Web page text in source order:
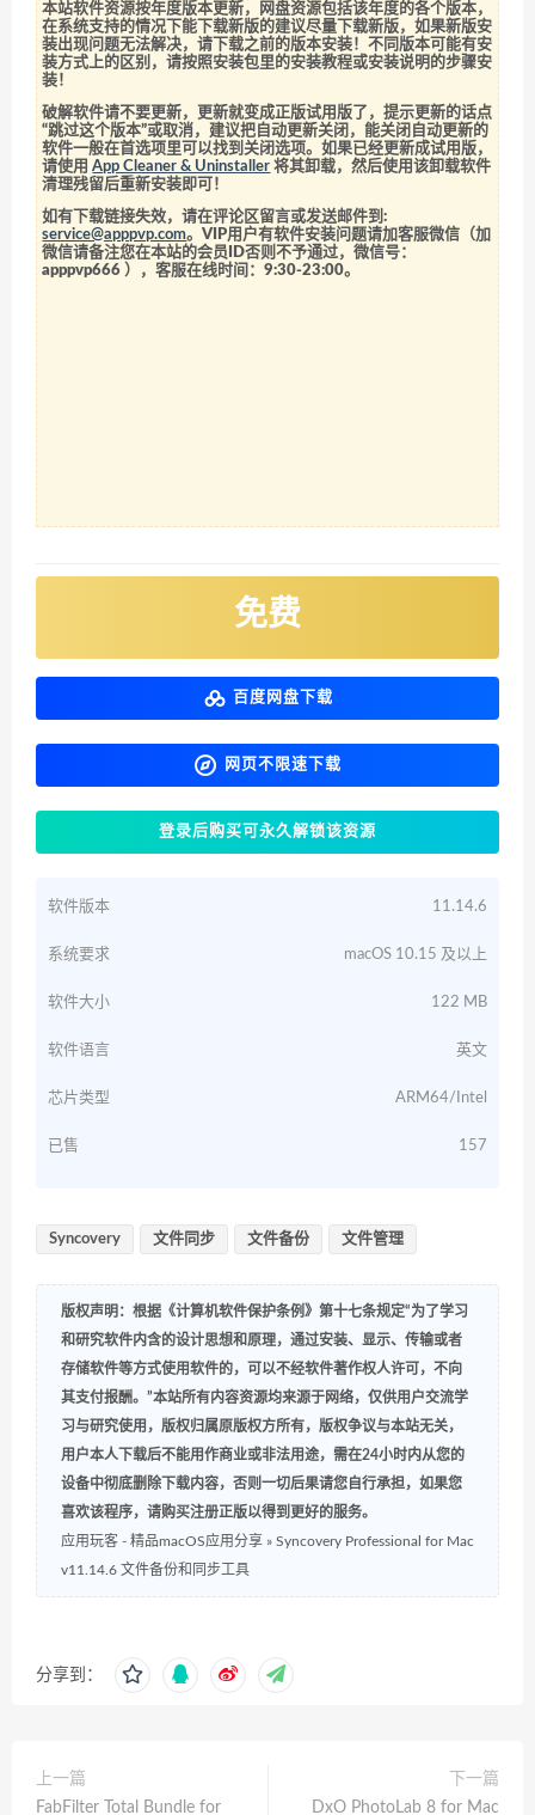
本站软件资源按年度版本更新，网盘资源包括该年度的各个版本，
在系统支持的情况下能下载新版的建议尽量下载新版，如果新版安
装出现问题无法解决，请下载之前的版本安装！不同版本可能有安
装方式上的区别，请按照安装包里的安装教程或安装说明的步骤安
装！
破解软件请不要更新，更新就变成正版试用版了，提示更新的话点
“跳过这个版本”或取消，建议把自动更新关闭，能关闭自动更新的
软件一般在首选项里可以找到关闭选项。如果已经更新成试用版，
请使用App Cleaner & Uninstaller 将其卸载，然后使用该卸载软件
清理残留后重新安装即可！
如有下载链接失效，请在评论区留言或发送邮件到:
service@apppvp.com。VIP用户有软件安装问题请加客服微信（加
微信请备注您在本站的会员ID否则不予通过，微信号：
apppvp666 ），客服在线时间：9:30-23:00。
免费
百度网盘下载
网页不限速下载
登录后购买可永久解锁该资源
软件版本 11.14.6
系统要求 macOS 10.15 及以上
软件大小 122 MB
软件语言 英文
芯片类型 ARM64/Intel
已售 157
Syncovery 文件同步 文件备份 文件管理
版权声明：根据《计算机软件保护条例》第十七条规定“为了学习
和研究软件内含的设计思想和原理，通过安装、显示、传输或者
存储软件等方式使用软件的，可以不经软件著作权人许可，不向
其支付报酬。”本站所有内容资源均来源于网络，仅供用户交流学
习与研究使用，版权归属原版权方所有，版权争议与本站无关，
用户本人下载后不能用作商业或非法用途，需在24小时内从您的
设备中彻底删除下载内容，否则一切后果请您自行承担，如果您
喜欢该程序，请购买注册正版以得到更好的服务。
应用玩客 - 精品macOS应用分享 » Syncovery Professional for Mac
v11.14.6 文件备份和同步工具
分享到：
上一篇
FabFilter Total Bundle for
下一篇
DxO PhotoLab 8 for Mac